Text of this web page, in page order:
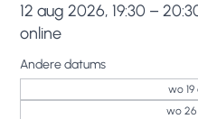
12 aug 2026, 19:30 –
online
Andere datums
wo 19
wo 26